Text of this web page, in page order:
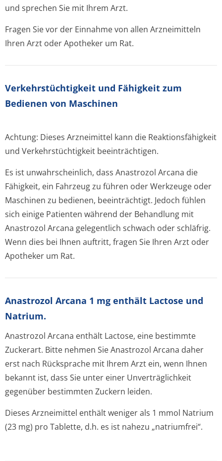
und sprechen Sie mit Ihrem Arzt.
Fragen Sie vor der Einnahme von allen Arzneimitteln
Ihren Arzt oder Apotheker um Rat.
Verkehrstüchtig­keit und Fähigkeit zum
Bedienen von Maschinen
Achtung: Dieses Arzneimittel kann die Reaktionsfähigkeit
und Verkehrstüchtigkeit beeinträchtigen.
Es ist unwahrscheinlich, dass Anastrozol Arcana die
Fähigkeit, ein Fahrzeug zu führen oder Werkzeuge oder
Maschinen zu bedienen, beeinträchtigt. Jedoch fühlen
sich einige Patienten während der Behandlung mit
Anastrozol Arcana gelegentlich schwach oder schläfrig.
Wenn dies bei Ihnen auftritt, fragen Sie Ihren Arzt oder
Apotheker um Rat.
Anastrozol Arcana 1 mg enthält Lactose und
Natrium.
Anastrozol Arcana enthält Lactose, eine bestimmte
Zuckerart. Bitte nehmen Sie Anastrozol Arcana daher
erst nach Rücksprache mit Ihrem Arzt ein, wenn Ihnen
bekannt ist, dass Sie unter einer Unverträglichkeit
gegenüber bestimmten Zuckern leiden.
Dieses Arzneimittel enthält weniger als 1 mmol Natrium
(23 mg) pro Tablette, d.h. es ist nahezu „natriumfrei“.